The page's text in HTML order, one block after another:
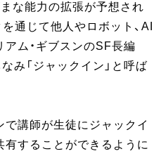
な能力の拡張が予想され
通じて他人やロボット、AI
アム・ギブスンのSF長編
み「ジャックイン」と呼ば
で講師が生徒にジャックイ
有することができるように